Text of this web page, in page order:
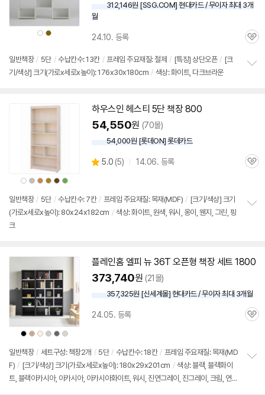
상
품
상
품
312,146원 [SSG.COM] 현대카드 / 무이자 최대 3개
월
24.10. 등록
관
일반책장 / 5단 / 수납칸수: 13칸 / 프레임 주요재질: 철제 / [특징] 상단오픈 / [크
기/색상] 크기(가로x세로x높이): 176x30x180cm / 색상: 화이트, 다크브라운
상
품
색
상
상
품
색
상
상
품
상
상
품
색
상
상
품
상
상
품
상
하우스인 헤스티 5단책장800
54,550원 (70몰)
54,000원 [롯데ON] 롯데카드
별
5.0 (상
뷰
5) 14.06. 등록
관
일반책장 / 5단 / 수납칸수: 7칸 / 프레임 주요재질: 목재(MDF) / [크기/색상] 크기
(가로x세로x높이): 80x24x182cm / 색상: 화이트, 원색, 워시, 옹이, 웬지, 그린, 핑
크
기
상
품
색
상
상
품
색
상
상
품
상
상
품
색
상
상
품
상
상
품
색
상
플레인홈 엘피 뉴 36T 오픈형 책장세트 1800
373,740원 (21몰)
357,325원 [신세계몰] 현대카드 / 무이자 최대 3개월
24.05. 등록
관
일반책장 / 세트구성: 책장2개 / 5단 / 수납칸수: 18칸 / 프레임 주요재질: 목재(MD
F) / [크기/색상] 크기(가로x세로x높이): 180x29x201cm / 색상: 블랙, 블랙화이
트, 블랙아카시아, 아카시아, 아카시아화이트, 워시, 진연그레이, 진그레이, 크림, 연그세부정보 열기/접기